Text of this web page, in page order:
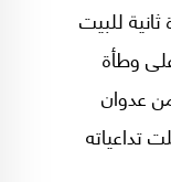
للبيت
وطأة
من عدوان
تداعياته